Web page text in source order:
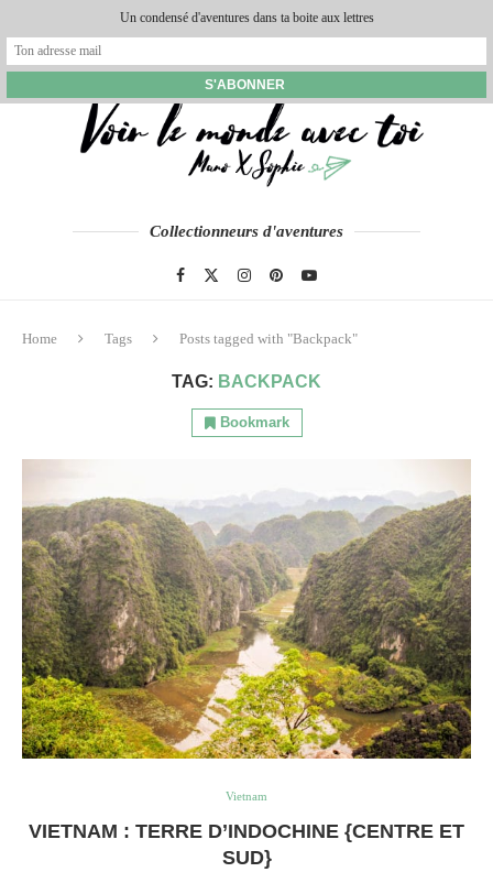
Collectionneurs d'aventures
Home Tags Posts tagged with "Backpack"
TAG: BACKPACK
Bookmark
Vietnam
VIETNAM : TERRE D’INDOCHINE {CENTRE ET
SUD}
Un condensé d'aventures dans ta boite aux lettres